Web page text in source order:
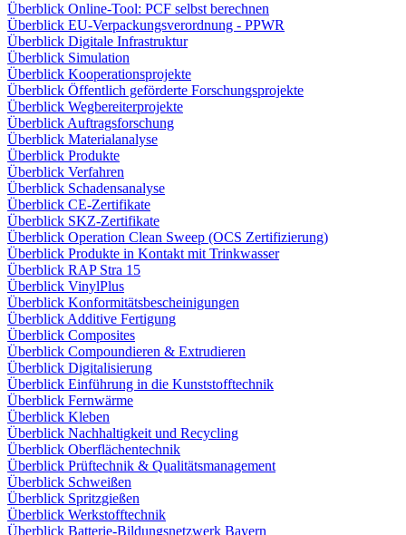
Überblick Online-Tool: PCF selbst berechnen
Überblick EU-Verpackungsverordnung - PPWR
Überblick Digitale Infrastruktur
Überblick Simulation
Überblick Kooperationsprojekte
Überblick Öffentlich geförderte Forschungsprojekte
Überblick Wegbereiterprojekte
Überblick Auftragsforschung
Überblick Materialanalyse
Überblick Produkte
Überblick Verfahren
Überblick Schadensanalyse
Überblick CE-Zertifikate
Überblick SKZ-Zertifikate
Überblick Operation Clean Sweep (OCS Zertifizierung)
Überblick Produkte in Kontakt mit Trinkwasser
Überblick RAP Stra 15
Überblick VinylPlus
Überblick Konformitätsbescheinigungen
Überblick Additive Fertigung
Überblick Composites
Überblick Compoundieren & Extrudieren
Überblick Digitalisierung
Überblick Einführung in die Kunststofftechnik
Überblick Fernwärme
Überblick Kleben
Überblick Nachhaltigkeit und Recycling
Überblick Oberflächentechnik
Überblick Prüftechnik & Qualitätsmanagement
Überblick Schweißen
Überblick Spritzgießen
Überblick Werkstofftechnik
Überblick Batterie-Bildungsnetzwerk Bayern